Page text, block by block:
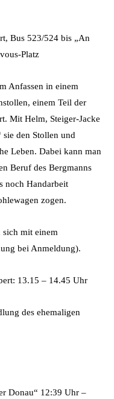
Bus 523/524 bis „An
Platz
Anfassen in einem
einem Teil der
Mit Helm, Steiger-Jacke
den Stollen und
Leben. Dabei kann man
Beruf des Bergmanns
noch Handarbeit
zogen.
mit einem
bei Anmeldung).
13.15 – 14.45 Uhr
des ehemaligen
Donau“ 12:39 Uhr –